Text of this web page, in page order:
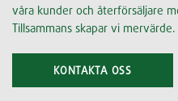
våra kunder och återförsäljare
Tillsammans skapar vi mervärde.
KONTAKTA OSS